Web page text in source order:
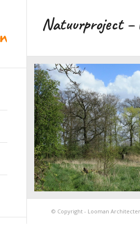
Natuurproject –
rand
© Copyright - Looman